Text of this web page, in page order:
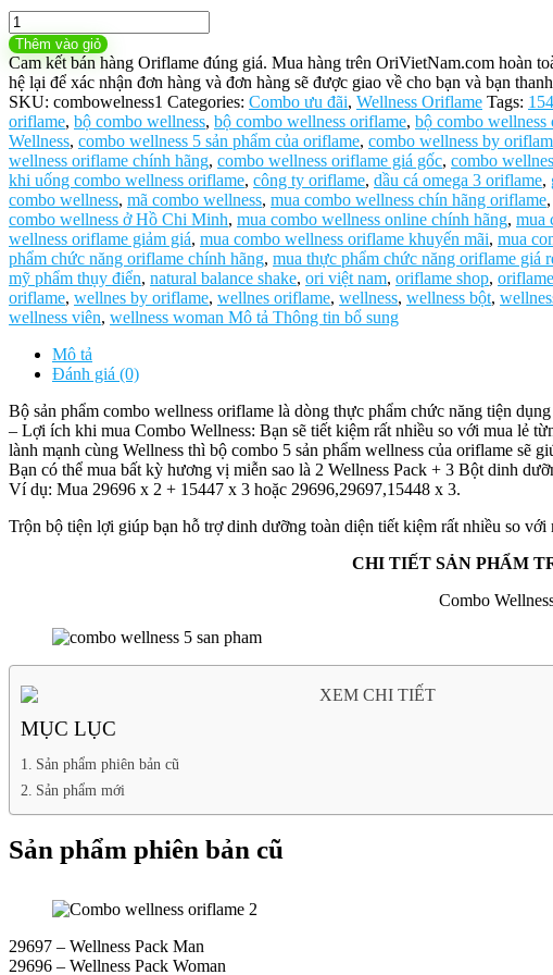
4.635.000₫.
3.549.000₫.
Bộ
Sản
Phẩm
Combo
Wellness
Oriflame
số
lượng
Thêm vào giỏ
Cam kết bán hàng Oriflame đúng giá. Mua hàng trên OriVietNam.com hoàn
hệ lại để xác nhận đơn hàng và đơn hàng sẽ được giao về cho bạn và bạn
SKU: combowelness1 Categories: Combo ưu đãi, Wellness Oriflame Tags:
oriflame, bộ combo wellness, bộ combo wellness oriflame, bộ combo
Wellness, combo wellness 5 sản phẩm của oriflame, combo wellness by
wellness oriflame chính hãng, combo wellness oriflame giá gốc, combo
khi uống combo wellness oriflame, công ty oriflame, dầu cá omega 3 oriflame,
combo wellness, mã combo wellness, mua combo wellness chín hãng oriflame,
combo wellness ở Hồ Chi Minh, mua combo wellness online chính hãng, mua
wellness oriflame giảm giá, mua combo wellness oriflame khuyến mãi, mua
phẩm chức năng oriflame chính hãng, mua thực phẩm chức năng oriflame giá
mỹ phẩm thụy điển, natural balance shake, ori việt nam, oriflame shop,
oriflame, wellnes by oriflame, wellnes oriflame, wellness, wellness bột,
wellness viên, wellness woman Mô tả Thông tin bổ sung
Mô tả
Đánh giá (0)
Bộ sản phẩm combo wellness oriflame là dòng thực phẩm chức năng tiện
– Lợi ích khi mua Combo Wellness: Bạn sẽ tiết kiệm rất nhiều so với mua lẻ
lành mạnh cùng Wellness thì bộ combo 5 sản phẩm wellness của oriflame
Bạn có thể mua bất kỳ hương vị miễn sao là 2 Wellness Pack + 3 Bột dinh
Ví dụ: Mua 29696 x 2 + 15447 x 3 hoặc 29696,29697,15448 x 3.
Trộn bộ tiện lợi giúp bạn hỗ trợ dinh dưỡng toàn diện tiết kiệm rất nhiều so với
CHI TIẾT SẢN PHẨM
Combo
MỤC LỤC
Sản phẩm phiên bản cũ
Sản phẩm mới
Sản phẩm phiên bản cũ
29697 – Wellness Pack Man
29696 – Wellness Pack Woman